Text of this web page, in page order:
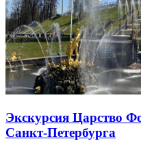
Экскурсия Царство
Санкт-Петербурга